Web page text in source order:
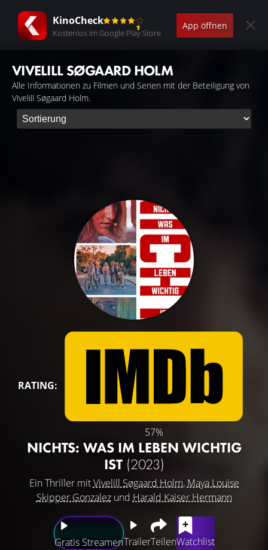
KinoCheck
Kostenlos im Google Play Store
App öffnen
VIVELILL SØGAARD HOLM
Alle Informationen zu Filmen und Serien mit der Beteiligung von
Vivelill Søgaard Holm.
RATING:
57%
NICHTS: WAS IM LEBEN WICHTIG
IST (2023)
Ein Thriller mitVivelill Søgaard Holm, Maya Louise
Skipper Gonzalezund Harald Kaiser Hermann
Gratis StreamenTrailerTeilenWatchlist